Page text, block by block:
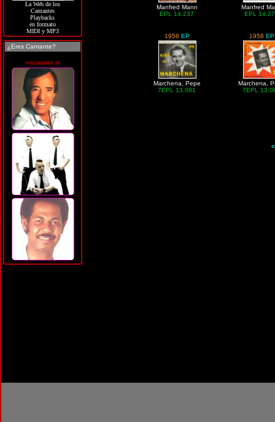
La Web de los
Cantantes
Playbacks
en formato
MIDI y MP3
¿Eres Cantante?
soycantante.es
Manfred Mann
EPL 14.237
Manfred
EPL
1958 EP
Marchena, Pepe
7EPL 13.081
1958 EP
Marchena,
7EPL